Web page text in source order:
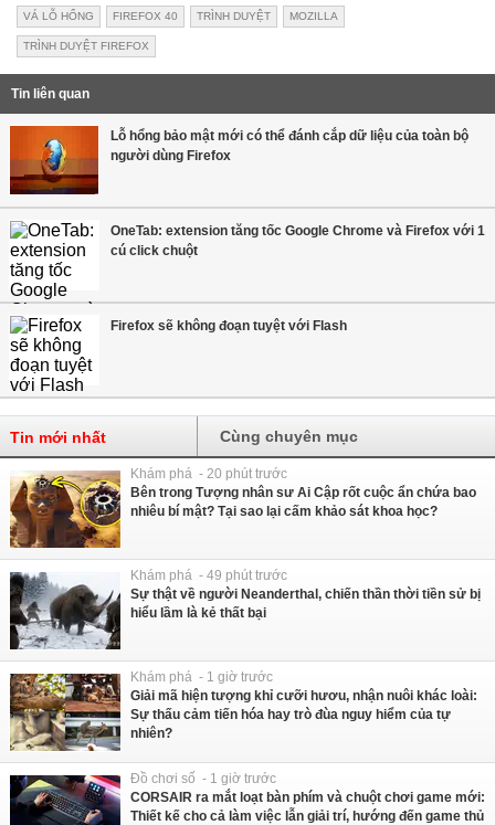
VÁ LỖ HỔNG FIREFOX 40 TRÌNH DUYỆT MOZILLA
TRÌNH DUYỆT FIREFOX
Tin liên quan
Lỗ hổng bảo mật mới có thể đánh cắp dữ liệu của toàn bộ
người dùng Firefox
OneTab: extension tăng tốc Google Chrome và Firefox với 1
cú click chuột
Firefox sẽ không đoạn tuyệt với Flash
Tin mới nhất Cùng chuyên mục
Khám phá - 20 phút trước
Bên trong Tượng nhân sư Ai Cập rốt cuộc ẩn chứa bao
nhiêu bí mật? Tại sao lại cấm khảo sát khoa học?
Khám phá - 49 phút trước
Sự thật về người Neanderthal, chiến thần thời tiền sử bị
hiểu lầm là kẻ thất bại
Khám phá - 1 giờ trước
Giải mã hiện tượng khỉ cưỡi hươu, nhận nuôi khác loài:
Sự thấu cảm tiến hóa hay trò đùa nguy hiểm của tự
nhiên?
Đồ chơi số - 1 giờ trước
CORSAIR ra mắt loạt bàn phím và chuột chơi game mới:
Thiết kế cho cả làm việc lẫn giải trí, hướng đến game thủ